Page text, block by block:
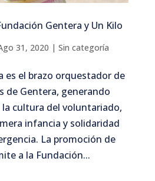
Gentera y Un Kilo
31, 2020 | Sin categoría
es el brazo orquestador de
de Gentera, generando
cultura del voluntariado,
infancia y solidaridad
La promoción de
a la Fundación...